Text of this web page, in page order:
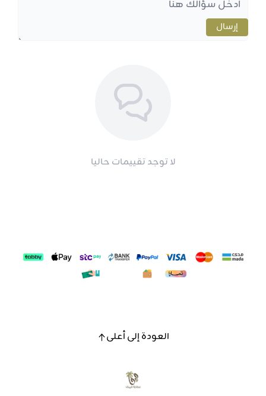
إرسال
لا توجد تقييمات حاليا
العودة إلى أعلى